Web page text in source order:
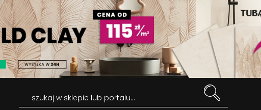
szukaj w sklepie lub portalu...